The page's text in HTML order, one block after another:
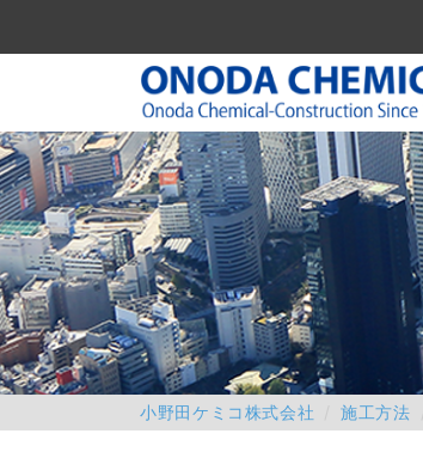
小野田ケミコ株式会社 施工方法